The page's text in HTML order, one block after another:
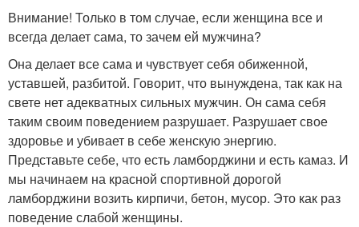
Внимание! Только в том случае, если женщина все и
всегда делает сама, то зачем ей мужчина?
Она делает все сама и чувствует себя обиженной,
уставшей, разбитой. Говорит, что вынуждена, так как на
свете нет адекватных сильных мужчин. Он сама себя
таким своим поведением разрушает. Разрушает свое
здоровье и убивает в себе женскую энергию.
Представьте себе, что есть ламборджини и есть камаз. И
мы начинаем на красной спортивной дорогой
ламборджини возить кирпичи, бетон, мусор. Это как раз
поведение слабой женщины.